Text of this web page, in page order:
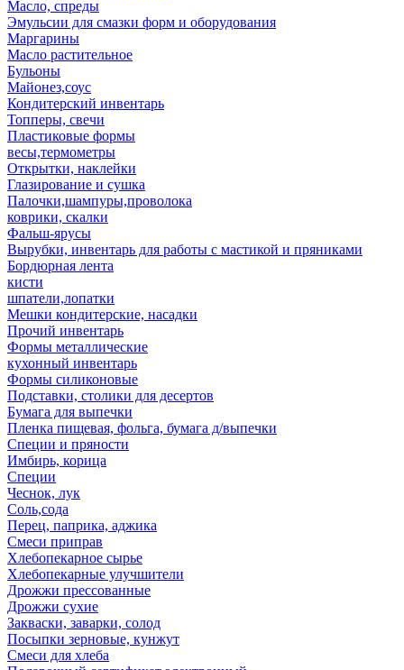
Масло, спреды
Эмульсии для смазки форм и оборудования
Маргарины
Масло растительное
Бульоны
Майонез,соус
Кондитерский инвентарь
Топперы, свечи
Пластиковые формы
весы,термометры
Открытки, наклейки
Глазирование и сушка
Палочки,шампуры,проволока
коврики, скалки
Фальш-ярусы
Вырубки, инвентарь для работы с мастикой и пряниками
Бордюрная лента
кисти
шпатели,лопатки
Мешки кондитерские, насадки
Прочий инвентарь
Формы металлические
кухонный инвентарь
Формы силиконовые
Подставки, столики для десертов
Бумага для выпечки
Пленка пищевая, фольга, бумага д/выпечки
Специи и пряности
Имбирь, корица
Специи
Чеснок, лук
Соль,сода
Перец, паприка, аджика
Смеси приправ
Хлебопекарное сырье
Хлебопекарные улучшители
Дрожжи прессованные
Дрожжи сухие
Закваски, заварки, солод
Посыпки зерновые, кунжут
Смеси для хлеба